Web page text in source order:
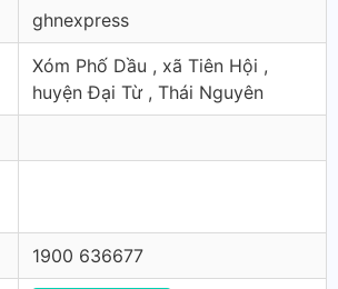
ghnexpress
Xóm Phố Dầu , xã Tiên Hội ,
huyện Đại Từ , Thái Nguyên
1900 636677